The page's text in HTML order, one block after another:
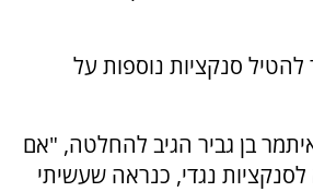
סנקציות נוספות על
בן גביר הגיב להחלטה, "אם
נגדי, כנראה שעשיתי